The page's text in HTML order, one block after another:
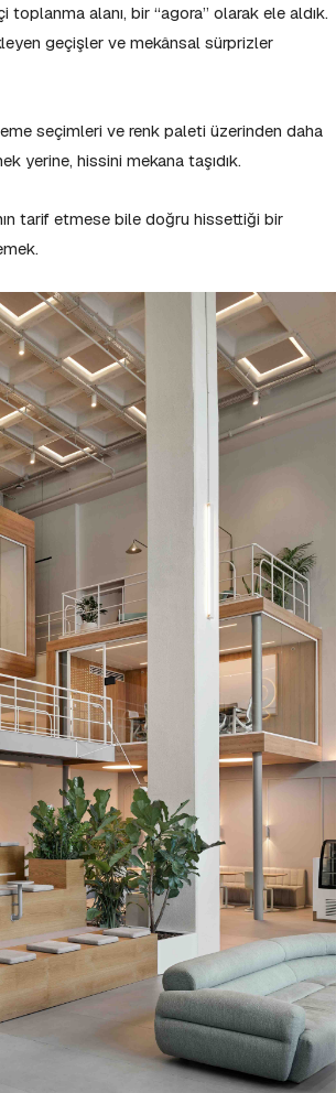
alanı, bir “agora” olarak ele aldık.
geçişler ve mekânsal sürprizler
seçimleri ve renk paleti üzerinden daha
yerine, hissini mekana taşıdık.
tarif etmese bile doğru hissettiği bir